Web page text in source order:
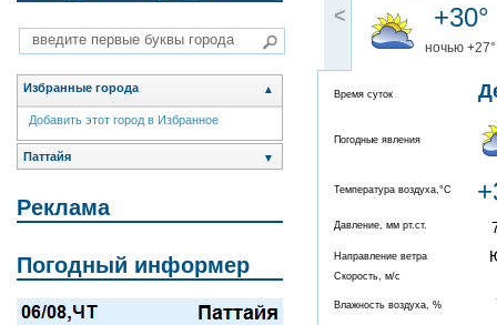
Избранные города ▲
Добавить этот город в Избранное
Паттайя ▼
Реклама
Погодный информер
< +30°
ночью +27°
Время суток
Погодные явления
Температура воздуха,°C
Давление, мм рт.ст.
Направление ветра
Скорость, м/с
Влажность воздуха, %